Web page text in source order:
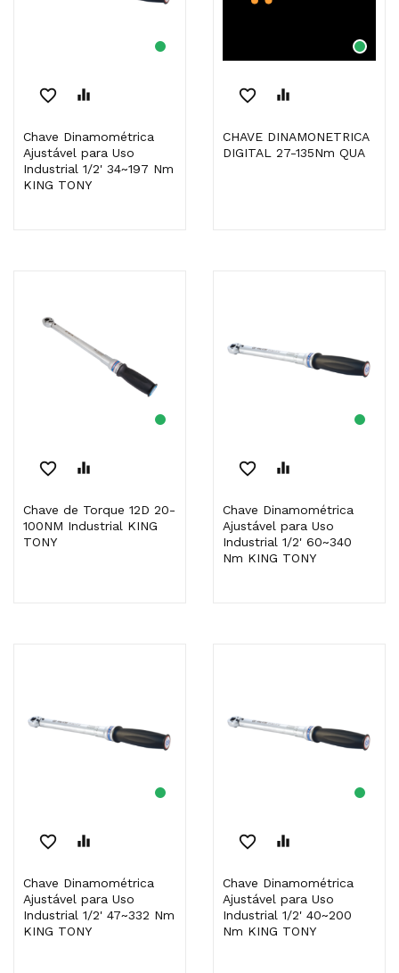
favorite_border equalizer
Chave Dinamométrica
Ajustável para Uso
Industrial 1/2' 34~197 Nm
KING TONY
favorite_border equalizer
CHAVE DINAMONETRICA
DIGITAL 27-135Nm QUA
favorite_border equalizer
Chave de Torque 12D 20-
100NM Industrial KING
TONY
favorite_border equalizer
Chave Dinamométrica
Ajustável para Uso
Industrial 1/2' 60~340
Nm KING TONY
favorite_border equalizer
Chave Dinamométrica
Ajustável para Uso
Industrial 1/2' 47~332 Nm
KING TONY
favorite_border equalizer
Chave Dinamométrica
Ajustável para Uso
Industrial 1/2' 40~200
Nm KING TONY